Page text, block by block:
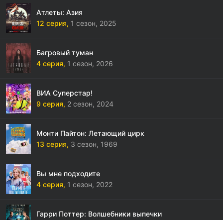
Атлеты: Азия
12 серия, 1 сезон, 2025
Багровый туман
4 серия, 1 сезон, 2026
ВИА Суперстар!
9 серия, 2 сезон, 2024
Монти Пайтон: Летающий цирк
13 серия, 3 сезон, 1969
Вы мне подходите
4 серия, 1 сезон, 2022
Гарри Поттер: Волшебники выпечки